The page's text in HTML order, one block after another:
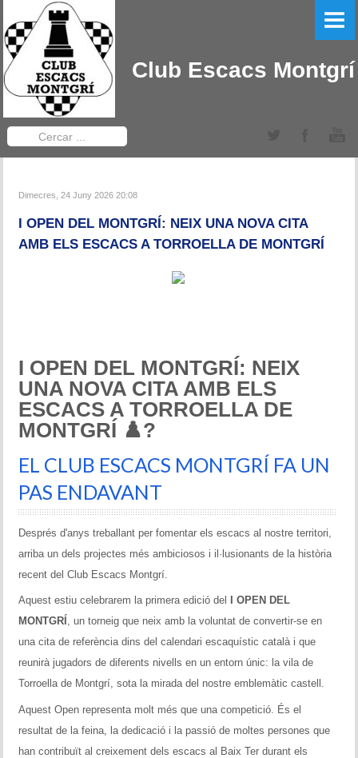
Club Escacs Montgrí
PORTADA
EL CLUB
LLIGA CATALANA
Equips Sub-12
TORNEIGS DEL CLUB
Obert Baix Ter IRT Sub 2200
Historial del torneig Montgrí
Torneig de Nadal
Historial del torneig de Nadal
Torneig Social
Historial del torneig social
Torneig Llampec
Historial del torneig llampec
Escacs Actius
Història del club
Memòries
...
Dimecres, 24 Juny 2026 20:08
I OPEN DEL MONTGRÍ: NEIX UNA NOVA CITA
AMB ELS ESCACS A TORROELLA DE MONTGRÍ
I OPEN DEL MONTGRÍ: NEIX
UNA NOVA CITA AMB ELS
ESCACS A TORROELLA DE
MONTGRÍ ♟️?
EL CLUB ESCACS MONTGRÍ FA UN
PAS ENDAVANT
Després d'anys treballant per fomentar els escacs al nostre territori,
arriba un dels projectes més ambiciosos i il·lusionants de la història
recent del Club Escacs Montgrí.
Aquest estiu celebrarem la primera edició del
I OPEN DEL
MONTGRÍ , un torneig que neix amb la voluntat de convertir-se en
una cita de referència dins del calendari escaquístic català i que
reunirà jugadors de diferents nivells en un entorn únic: la vila de
Torroella de Montgrí, sota la mirada del nostre emblemàtic castell.
Aquest Open representa molt més que una competició. És el
resultat de la feina, la dedicació i la passió de moltes persones que
han contribuït al creixement dels escacs al Baix Ter durant els